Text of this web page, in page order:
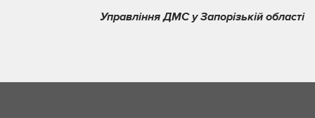
Управління ДМС у Запорізькій області